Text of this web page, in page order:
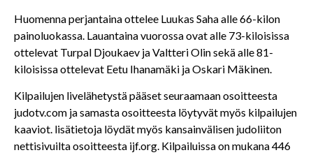
Huomenna perjantaina ottelee Luukas Saha alle 66-kilon
painoluokassa. Lauantaina vuorossa ovat alle 73-kiloisissa
ottelevat Turpal Djoukaev ja Valtteri Olin sekä alle 81-
kiloisissa ottelevat Eetu Ihanamäki ja Oskari Mäkinen.
Kilpailujen livelähetystä pääset seuraamaan osoitteesta
judotv.com ja samasta osoitteesta löytyvät myös kilpailujen
kaaviot. lisätietoja löydät myös kansainvälisen judoliiton
nettisivuilta osoitteesta ijf.org. Kilpailuissa on mukana 446